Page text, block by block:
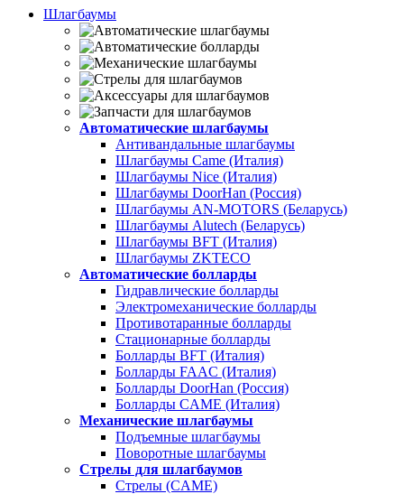
Шлагбаумы
Автоматические шлагбаумы
Антивандальные шлагбаумы
Шлагбаумы Came (Италия)
Шлагбаумы Nice (Италия)
Шлагбаумы DoorHan (Россия)
Шлагбаумы AN-MOTORS (Беларусь)
Шлагбаумы Alutech (Беларусь)
Шлагбаумы BFT (Италия)
Шлагбаумы ZKTECO
Автоматические болларды
Гидравлические болларды
Электромеханические болларды
Противотаранные болларды
Стационарные болларды
Болларды BFT (Италия)
Болларды FAAC (Италия)
Болларды DoorHan (Россия)
Болларды CAME (Италия)
Механические шлагбаумы
Подъемные шлагбаумы
Поворотные шлагбаумы
Стрелы для шлагбаумов
Стрелы (CAME)